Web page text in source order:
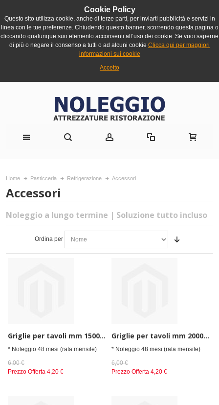
Cookie Policy
Questo sito utilizza cookie, anche di terze parti, per inviarti pubblicità e servizi in
linea con le tue preferenze. Chiudendo questo banner, scorrendo questa pagina o
cliccando qualunque suo elemento acconsenti all’uso dei cookie. Se vuoi saperne
di più o negare il consenso a tutti o ad alcuni cookie Clicca qui per maggiori
informazioni sui cookie
Accetto
Home Pasticceria Refrigerazione Accessori
Accessori
Noleggio a lungo termine | Soluzione tutto incluso
Ordina per
Griglie per tavoli mm 1500 dim. 670x410x20h
* Noleggio 48 mesi (rata mensile)
6,00 €
Prezzo Offerta 4,20 €
Griglie per tavoli mm 2000 dim. 910x410x20h
* Noleggio 48 mesi (rata mensile)
6,00 €
Prezzo Offerta 4,20 €